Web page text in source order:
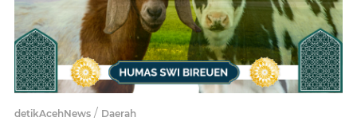
detikAcehNews / Daerah